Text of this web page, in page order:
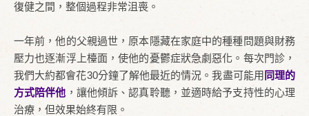
復健之間，整個過程非常沮喪。
一年前，他的父親過世，原本隱藏在家庭中的種種問題與財務
壓力也逐漸浮上檯面，使他的憂鬱症狀急劇惡化。每次門診，
我們大約都會花30分鐘了解他最近的情況。我盡可能用 同理的
方式陪伴他 ，讓他傾訴、認真聆聽，並適時給予支持性的心理
治療，但效果始終有限。